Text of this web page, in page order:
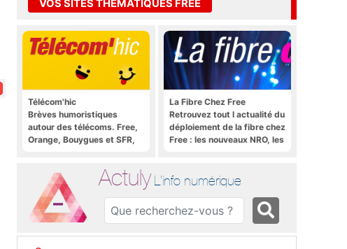
VOS SITES THÉMATIQUES FREE
Télécom'hic
Brèves humoristiques
autour des télécoms. Free,
Orange, Bouygues et SFR,
La Fibre Chez Free
Retrouvez tout l actualité du
déploiement de la fibre chez
Free : les nouveaux NRO, les
Actuly L'info numérique